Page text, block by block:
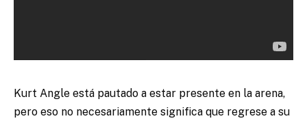
Kurt Angle está pautado a estar presente en la arena,
pero eso no necesariamente significa que regrese a su